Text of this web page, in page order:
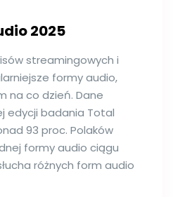
2025
streamingowych i
formy audio,
na co dzień. Dane
edycji badania Total
93 proc. Polaków
formy audio ciągu
różnych form audio